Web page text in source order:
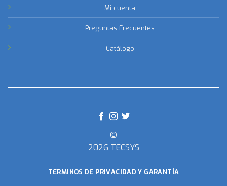
Mi cuenta
Preguntas Frecuentes
Catálogo
©
2026 TECSYS
TERMINOS DE PRIVACIDAD Y GARANTÍA